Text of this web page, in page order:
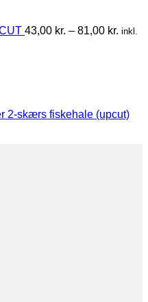
43,00 kr. – 81,00 kr. inkl.
2-skærs fiskehale (upcut)